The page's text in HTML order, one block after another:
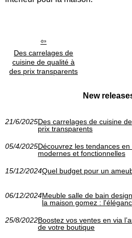
Des carrelages de
cuisine de qualité à
des prix transparents
New
21/6/2025Des carrelages de cuisine
prix transparents
05/4/2025Découvrez les tendances en
modernes et fonctionnelles
15/12/2024Quel budget pour un
06/12/2024Meuble salle de bain
la maison gomez :
25/8/2022Boostez vos ventes en via
de votre boutique